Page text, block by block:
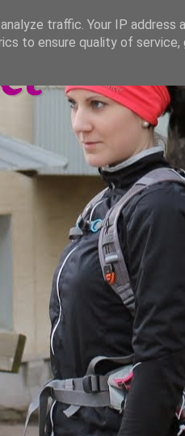
traffic. Your IP address
to ensure quality of service,